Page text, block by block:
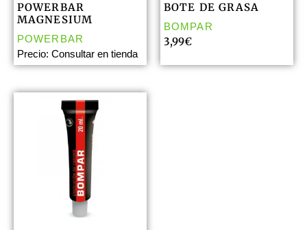
POWERBAR
MAGNESIUM
POWERBAR
Precio: Consultar en tienda
BOTE DE GRASA
BOMPAR
3,99€